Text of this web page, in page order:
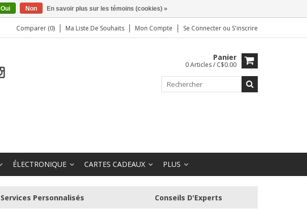
Comparer (0) Ma Liste De Souhaits Mon Compte Se Connecter ou S'inscrire
Panier
0 Articles / C$0.00
ÉLECTRONIQUE CARTES CADEAUX PLUS
Services Personnalisés Conseils D'Experts
Oui Non En savoir plus sur les témoins (cookies) »